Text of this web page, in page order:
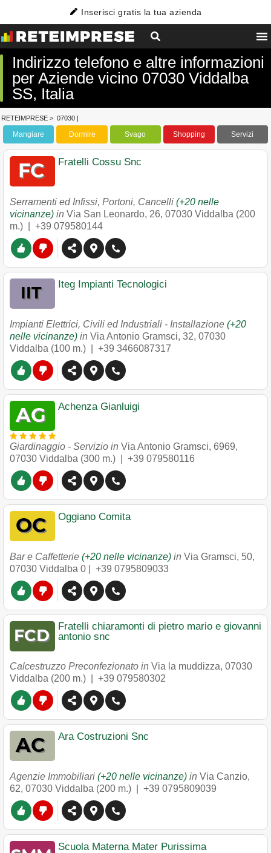
Inserisci gratis la tua azienda
Indirizzo telefono e altre informazioni
per Aziende vicino 07030 Viddalba
SS, Italia
RETEIMPRESE > 07030 |
Mangiare Dormire Svago Shopping Servizi
Fratelli Cossu Snc
Serramenti ed Infissi, Portoni, Cancelli (+20 nelle
vicinanze) in Via San Leonardo, 26, 07030 Viddalba (200
m.) | +39 079580144
Iteg Impianti Tecnologici
Impianti Elettrici, Civili ed Industriali - Installazione (+20
nelle vicinanze) in Via Antonio Gramsci, 32, 07030
Viddalba (100 m.) | +39 3466087317
Achenza Gianluigi
Giardinaggio - Servizio in Via Antonio Gramsci, 6969,
07030 Viddalba (300 m.) | +39 079580116
Oggiano Comita
Bar e Caffetterie (+20 nelle vicinanze) in Via Gramsci, 50,
07030 Viddalba 0 | +39 0795809033
Fratelli chiaramonti di pietro mario e giovanni
antonio snc
Calcestruzzo Preconfezionato in Via la muddizza, 07030
Viddalba (200 m.) | +39 079580302
Ara Costruzioni Snc
Agenzie Immobiliari (+20 nelle vicinanze) in Via Canzio,
62, 07030 Viddalba (200 m.) | +39 0795809039
Scuola Materna Mater Purissima